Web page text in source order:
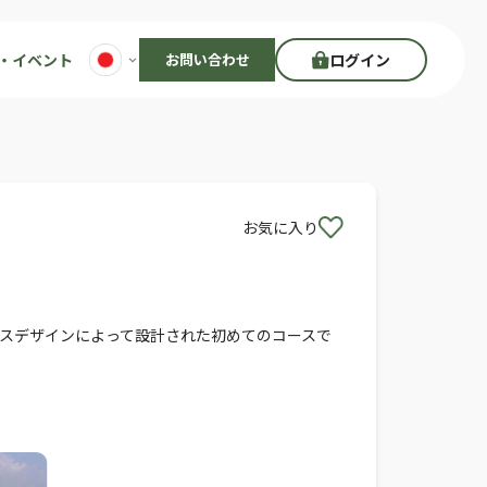
イベント お問い合わせ ログイン
お気に入り
デザインによって設計された初めてのコースで